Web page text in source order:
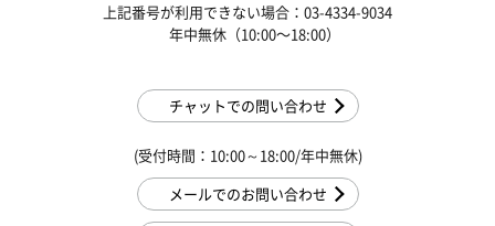
上記番号が利用できない場合：03-4334-9034
年中無休（10:00〜18:00）
チャットでの問い合わせ
(受付時間：10:00～18:00/年中無休)
メールでのお問い合わせ